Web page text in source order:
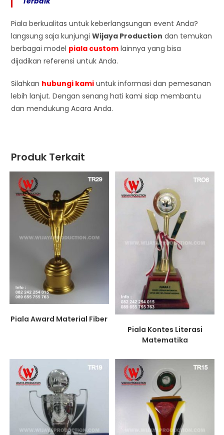
Piala berkualitas untuk keberlangsungan event Anda?
langsung saja kunjungiWijaya Production dan temukan
berbagai model piala custom lainnya yang bisa
dijadikan referensi untuk Anda.
Silahkan hubungi kami untuk informasi dan pemesanan
lebih lanjut. Dengan senang hati kami siap membantu
dan mendukung Acara Anda.
Produk Terkait
Piala Award Material Fiber
Piala Kontes Literasi
Matematika